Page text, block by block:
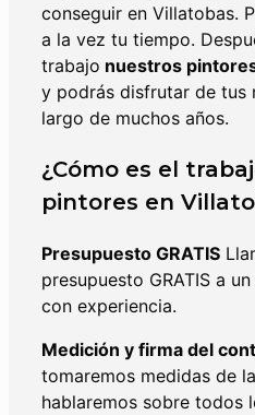
conseguir en Villatobas.
a la vez tu tiempo.
trabajo nuestros
y podrás disfrutar de tus
largo de muchos años.
¿Cómo es el
pintores en
Presupuesto GRATIS
presupuesto GRATIS a
con experiencia.
Medición y firma del
tomaremos medidas de
hablaremos sobre todos